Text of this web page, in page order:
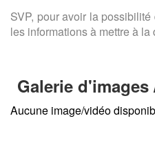
SVP, pour avoir la
les informations à mettre à
Galerie
Aucune image/vidéo